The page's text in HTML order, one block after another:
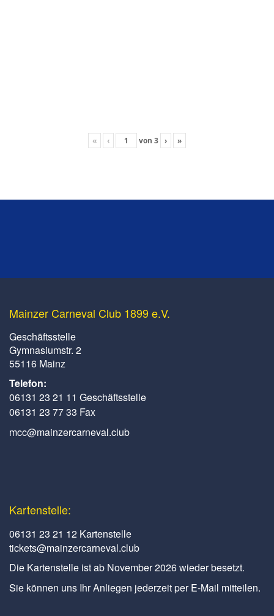
« ‹ von 3 › »
Mainzer Carneval Club 1899 e.V.
Geschäftsstelle
Gymnasiumstr. 2
55116 Mainz
Telefon:
06131 23 21 11 Geschäftsstelle
06131 23 77 33 Fax
mcc@mainzercarneval.club
Kartenstelle:
06131 23 21 12 Kartenstelle
tickets@mainzercarneval.club
Die Kartenstelle ist ab November 2026 wieder besetzt.
Sie können uns Ihr Anliegen jederzeit per E-Mail mitteilen.